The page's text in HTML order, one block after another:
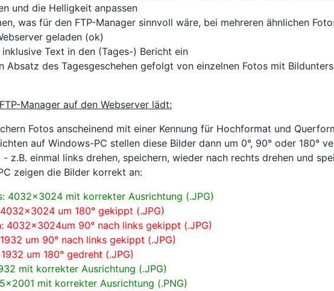
und die Helligkeit anpassen
was für den FTP-Manager sinnvoll wäre, bei mehreren ähnlichen
geladen (ok)
Text in den (Tages-) Bericht ein
Absatz des Tagesgeschehen gefolgt von einzelnen Fotos mit
Manager auf den Webserver lädt:
Fotos anscheinend mit einer Kennung für Hochformat und
auf Windows-PC stellen diese Bilder dann um 0°, 90° oder 180°
z.B. einmal links drehen, speichern, wieder nach rechts drehen und
zeigen die Bilder korrekt an:
4032x3024 mit korrekter Ausrichtung (.JPG)
um 180° gekippt (.JPG)
4032x3024um 90° nach links gekippt (.JPG)
um 90° nach links gekippt (.JPG)
um 180° gedreht (.JPG)
mit korrekter Ausrichtung (.JPG)
mit korrekter Ausrichtung (.PNG)